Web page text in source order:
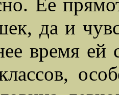
да и
время ей